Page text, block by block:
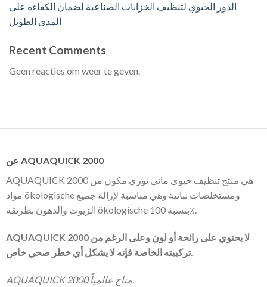
الدور الحيوي لتنظيف الخزانات الصناعية لضمان الكفاءة على
المدى الطويل
Recent Comments
Geen reacties om weer te geven.
عن AQUAQUICK 2000
AQUAQUICK 2000 هي منتج تنظيف حيوي مائي ثوري مكون من
مواد ökologische ومستخلصات نباتية وهي مناسبة لإزالة جميع
الزيوت والدهون بطريقة ökologische بنسبة 100٪.
AQUAQUICK 2000 لا يحتوي على رائحة أو لون وعلى الرغم من
تركيبته الخاصة فإنه لا يشكل أي خطر صحي خاص.